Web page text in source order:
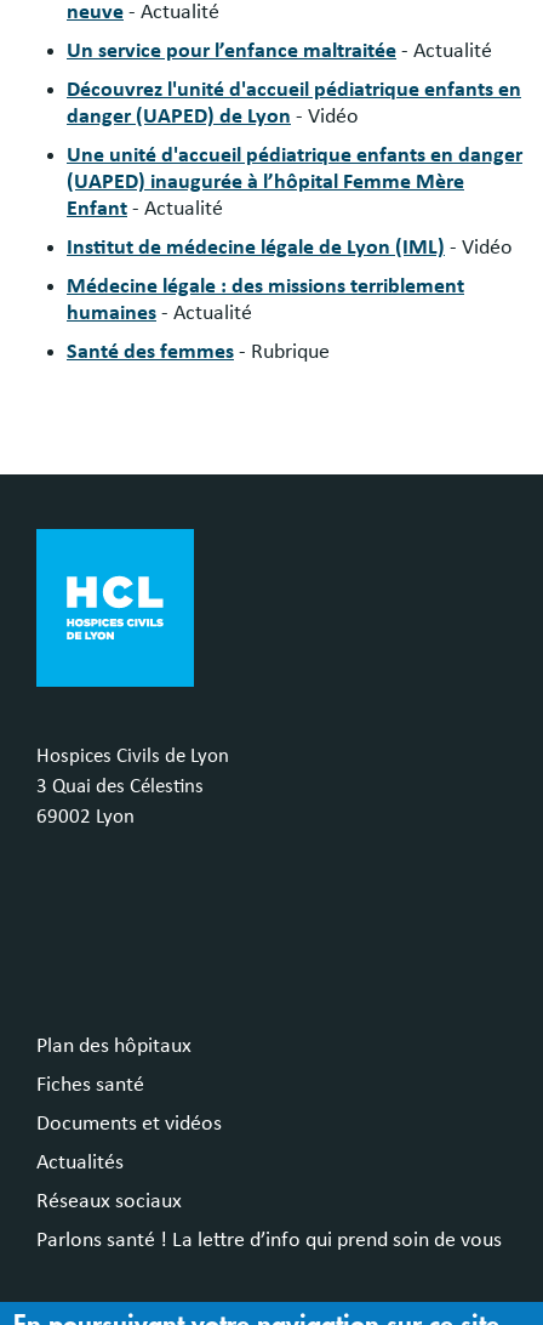
neuve - Actualité
Un service pour l’enfance maltraitée - Actualité
Découvrez l'unité d'accueil pédiatrique enfants en
danger (UAPED) de Lyon - Vidéo
Une unité d'accueil pédiatrique enfants en danger
(UAPED) inaugurée à l’hôpital Femme Mère
Enfant - Actualité
Institut de médecine légale de Lyon (IML) - Vidéo
Médecine légale : des missions terriblement
humaines - Actualité
Santé des femmes - Rubrique
Hospices Civils de Lyon
3 Quai des Célestins
69002 Lyon
Plan des hôpitaux
Fiches santé
Documents et vidéos
Actualités
Réseaux sociaux
Parlons santé ! La lettre d’info qui prend soin de vous